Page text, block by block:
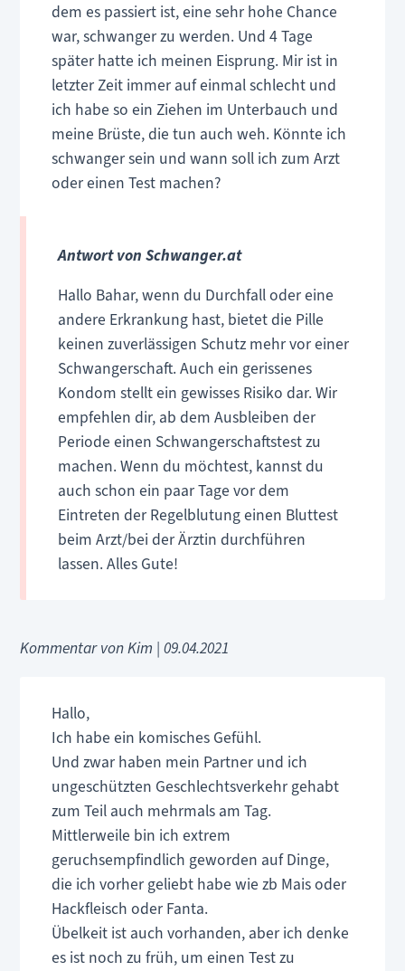
dem es passiert ist, eine sehr hohe Chance
war, schwanger zu werden. Und 4 Tage
später hatte ich meinen Eisprung. Mir ist in
letzter Zeit immer auf einmal schlecht und
ich habe so ein Ziehen im Unterbauch und
meine Brüste, die tun auch weh. Könnte ich
schwanger sein und wann soll ich zum Arzt
oder einen Test machen?
Antwort von Schwanger.at
Hallo Bahar, wenn du Durchfall oder eine
andere Erkrankung hast, bietet die Pille
keinen zuverlässigen Schutz mehr vor einer
Schwangerschaft. Auch ein gerissenes
Kondom stellt ein gewisses Risiko dar. Wir
empfehlen dir, ab dem Ausbleiben der
Periode einen Schwangerschaftstest zu
machen. Wenn du möchtest, kannst du
auch schon ein paar Tage vor dem
Eintreten der Regelblutung einen Bluttest
beim Arzt/bei der Ärztin durchführen
lassen. Alles Gute!
Kommentar von Kim |09.04.2021
Hallo,
Ich habe ein komisches Gefühl.
Und zwar haben mein Partner und ich
ungeschützten Geschlechtsverkehr gehabt
zum Teil auch mehrmals am Tag.
Mittlerweile bin ich extrem
geruchsempfindlich geworden auf Dinge,
die ich vorher geliebt habe wie zb Mais oder
Hackfleisch oder Fanta.
Übelkeit ist auch vorhanden, aber ich denke
es ist noch zu früh, um einen Test zu